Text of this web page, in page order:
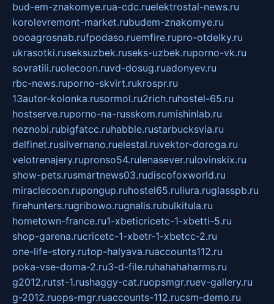
bud-em-znakomye.rua-cdc.ruelektrostal-news.ru
korolevremont-market.rubudem-znakomye.ru
oooagrosnab.rufpodaso.ruemfire.rupro-otdelky.ru
ukrasotki.ruseksuzbek.ruseks-uzbek.ruporno-vk.ru
sovratili.ruolecoon.ruvd-dosug.ruadonyev.ru
rbc-news.ruporno-skvirt.rukrospr.ru
13autor-kolonka.rusormol.ru2rich.ruhostel-65.ru
hostserve.ruporno-na-russkom.rumishinlab.ru
neznobi.rubigfatcc.ruhabble.rustarbucksvia.ru
delfinet.rusilvernano.ruelestal.ruvektor-doroga.ru
velotrenajery.rupronso54.rulenasever.rulovinskix.ru
show-pets.rusmartnews03.rudiscofoxworld.ru
miraclecoon.rupongup.ruhostel65.ruliura.ruglasspb.ru
firehunters.rugribowo.rugnalis.rubulkitula.ru
hometown-france.ru1-xbeticricetc-1-xbetti-5.ru
shop-garena.rucricetc-1-xbetr-1-xbetcc-2.ru
one-life-story.rutop-halyava.ruaccounts112.ru
poka-vse-doma-2.ru3-d-file.ruhahahaharms.ru
g2012.rutst-1.rushaggy-cat.ruopsmgr.ruev-gallery.ru
g-2012.ruops-mgr.ruaccounts-112.rucsm-demo.ru